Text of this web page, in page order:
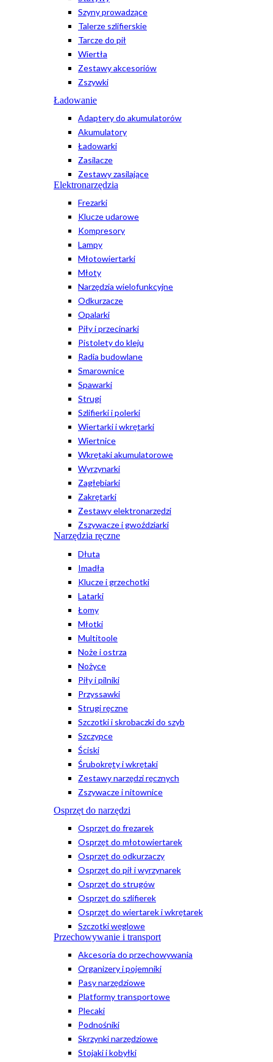
Szyny prowadzące
Talerze szlifierskie
Tarcze do pił
Wiertła
Zestawy akcesoriów
Zszywki
Ładowanie
Adaptery do akumulatorów
Akumulatory
Ładowarki
Zasilacze
Zestawy zasilające
Elektronarzędzia
Frezarki
Klucze udarowe
Kompresory
Lampy
Młotowiertarki
Młoty
Narzędzia wielofunkcyjne
Odkurzacze
Opalarki
Piły i przecinarki
Pistolety do kleju
Radia budowlane
Smarownice
Spawarki
Strugi
Szlifierki i polerki
Wiertarki i wkrętarki
Wiertnice
Wkrętaki akumulatorowe
Wyrzynarki
Zagłębiarki
Zakrętarki
Zestawy elektronarzędzi
Zszywacze i gwoździarki
Narzędzia ręczne
Dłuta
Imadła
Klucze i grzechotki
Latarki
Łomy
Młotki
Multitoole
Noże i ostrza
Nożyce
Piły i pilniki
Przyssawki
Strugi ręczne
Szczotki i skrobaczki do szyb
Szczypce
Ściski
Śrubokręty i wkrętaki
Zestawy narzędzi ręcznych
Zszywacze i nitownice
Osprzęt do narzędzi
Osprzęt do frezarek
Osprzęt do młotowiertarek
Osprzęt do odkurzaczy
Osprzęt do pił i wyrzynarek
Osprzęt do strugów
Osprzęt do szlifierek
Osprzęt do wiertarek i wkrętarek
Szczotki węglowe
Przechowywanie i transport
Akcesoria do przechowywania
Organizery i pojemniki
Pasy narzędziowe
Platformy transportowe
Plecaki
Podnośniki
Skrzynki narzędziowe
Stojaki i kobyłki